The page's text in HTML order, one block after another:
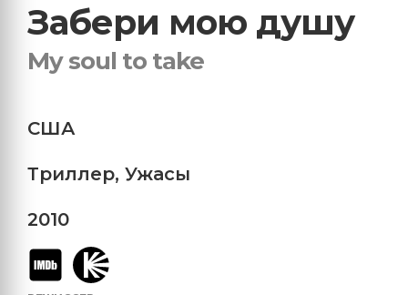
Забери мою душу
My soul to take
США
Триллер, Ужасы
2010